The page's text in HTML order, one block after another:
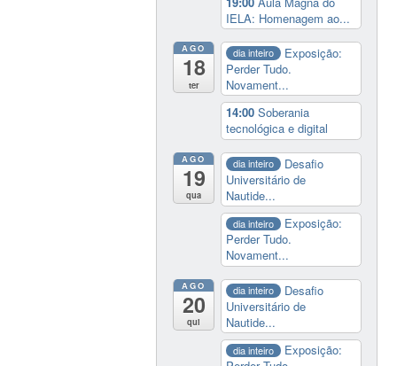
IELA: Homenagem ao...
AGO
18
ter
dia inteiro
Exposição:
Perder Tudo.
Novament...
14:00Soberania
tecnológica e digital
AGO
19
qua
dia inteiro
Desafio
Universitário de
Nautide...
dia inteiro
Exposição:
Perder Tudo.
Novament...
AGO
20
qui
dia inteiro
Desafio
Universitário de
Nautide...
dia inteiro
Exposição: